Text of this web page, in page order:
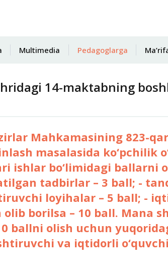
Multimedia Pedagoglarga
14-maktabning
Mahkamasining 823-
masalasida ko‘pchilik
ishlar bo‘limidagi ballarni
tadbirlar – 3 ball; -
loyihalar – 5 ball; -
borilsa – 10 ball. Mana
ballni olish uchun
va iqtidorli